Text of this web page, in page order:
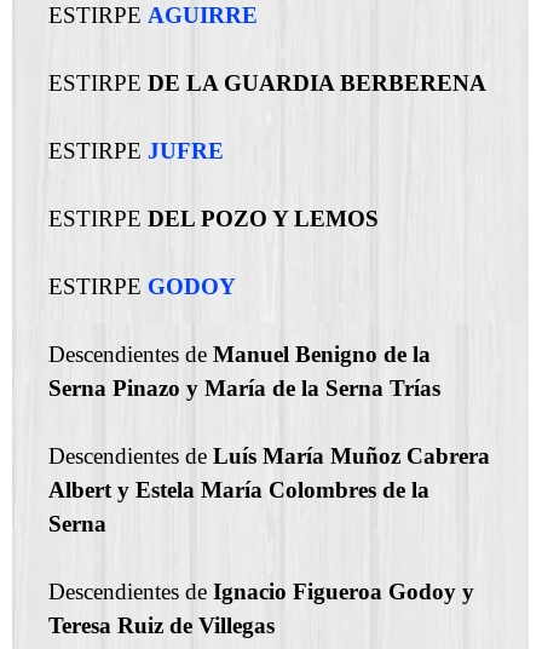
ESTIRPE AGUIRRE
ESTIRPE DE LA GUARDIA BERBERENA
ESTIRPE JUFRE
ESTIRPE DEL POZO Y LEMOS
ESTIRPE GODOY
Descendientes de Manuel Benigno de la
Serna Pinazo y María de la Serna Trías
Descendientes de Luís María Muñoz Cabrera
Albert y Estela María Colombres de la
Serna
Descendientes de Ignacio Figueroa Godoy y
Teresa Ruiz de Villegas